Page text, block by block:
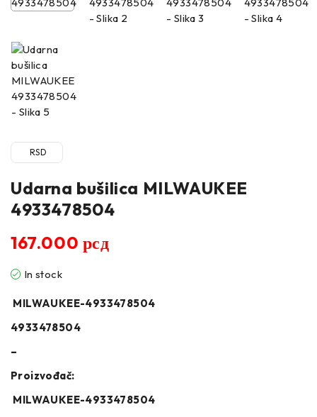
RSD
Udarna bušilica MILWAUKEE
4933478504
167.000 рсд
In stock
MILWAUKEE-4933478504
4933478504
–
Proizvođač:
MILWAUKEE-4933478504